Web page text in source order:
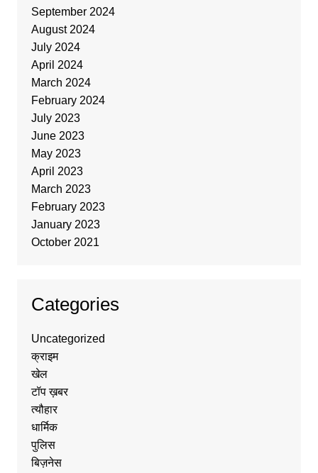
September 2024
August 2024
July 2024
April 2024
March 2024
February 2024
July 2023
June 2023
May 2023
April 2023
March 2023
February 2023
January 2023
October 2021
Categories
Uncategorized
क्राइम
खेल
टॉप ख़बर
त्यौहार
धार्मिक
पुलिस
बिज़नेस